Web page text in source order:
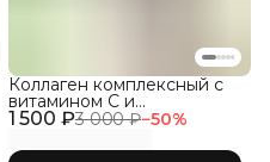
1 500 ₽3 000 ₽−50%
Коллаген комплексный с
витамином C и
гиалуроновой кислотой,